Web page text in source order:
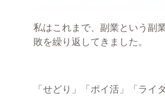
私はこれまで、副業という副
敗を繰り返してきました。
「せどり」「ポイ活」「ライ